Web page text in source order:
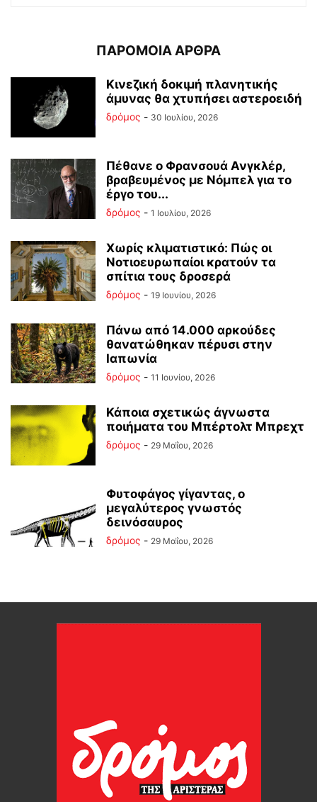
ΠΑΡΟΜΟΙΑ ΑΡΘΡΑ
Κινεζική δοκιμή πλανητικής
άμυνας θα χτυπήσει αστεροειδή
δρόμος - 30 Ιουλίου, 2026
Πέθανε ο Φρανσουά Ανγκλέρ,
βραβευμένος με Νόμπελ για το
έργο του...
δρόμος - 1 Ιουλίου, 2026
Χωρίς κλιματιστικό: Πώς οι
Νοτιοευρωπαίοι κρατούν τα
σπίτια τους δροσερά
δρόμος - 19 Ιουνίου, 2026
Πάνω από 14.000 αρκούδες
θανατώθηκαν πέρυσι στην
Ιαπωνία
δρόμος - 11 Ιουνίου, 2026
Κάποια σχετικώς άγνωστα
ποιήματα του Μπέρτολτ Μπρεχτ
δρόμος - 29 Μαΐου, 2026
Φυτοφάγος γίγαντας, ο
μεγαλύτερος γνωστός
δεινόσαυρος
δρόμος - 29 Μαΐου, 2026